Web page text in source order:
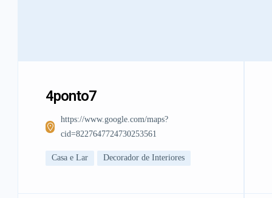
4ponto7
https://www.google.com/maps?
cid=8227647724730253561
Casa e Lar Decorador de Interiores